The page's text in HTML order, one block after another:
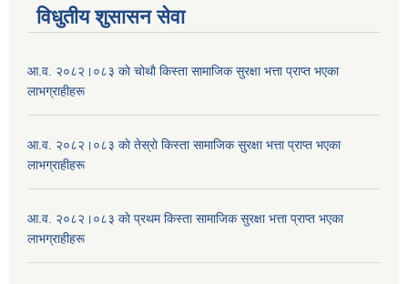
विधुतीय शुसासन सेवा
आ.व. २०८२।०८३ काे चोथाै‌ किस्ता सामाजिक सुरक्षा भत्ता प्राप्त भएका
लाभग्राहीहरू
आ.व. २०८२।०८३ काे तेस्राे किस्ता सामाजिक सुरक्षा भत्ता प्राप्त भएका
लाभग्राहीहरू
आ.व. २०८२।०८३ काे प्रथम किस्ता सामाजिक सुरक्षा भत्ता प्राप्त भएका
लाभग्राहीहरू